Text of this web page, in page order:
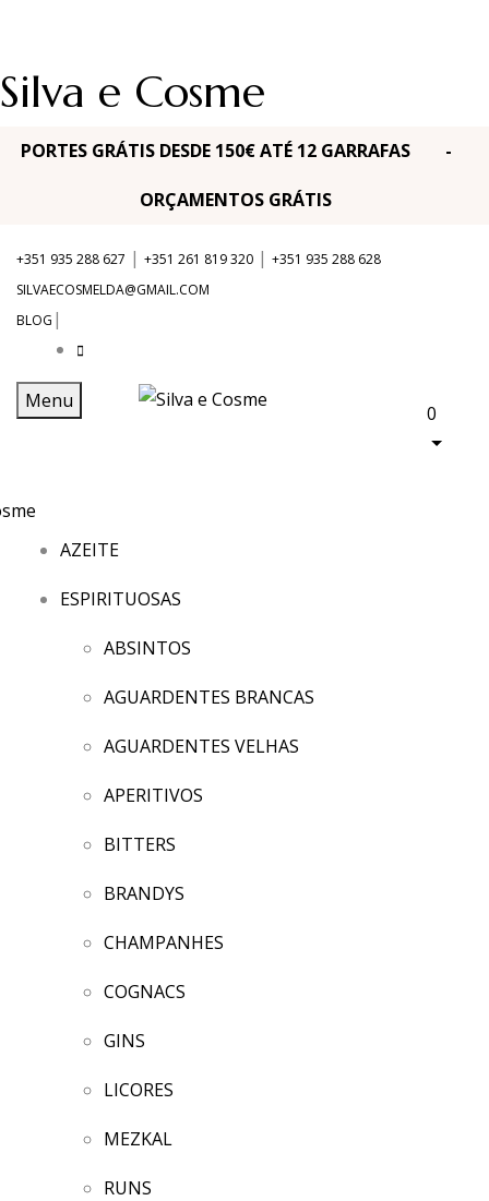
Silva e Cosme
PORTES GRÁTIS DESDE 150€ ATÉ 12 GARRAFAS -
ORÇAMENTOS GRÁTIS
+351 935 288 627 | +351 261 819 320 | +351 935 288 628
SILVAECOSMELDA@GMAIL.COM
BLOG |
Menu
0
AZEITE
ESPIRITUOSAS
ABSINTOS
AGUARDENTES BRANCAS
AGUARDENTES VELHAS
APERITIVOS
BITTERS
BRANDYS
CHAMPANHES
COGNACS
GINS
LICORES
MEZKAL
RUNS